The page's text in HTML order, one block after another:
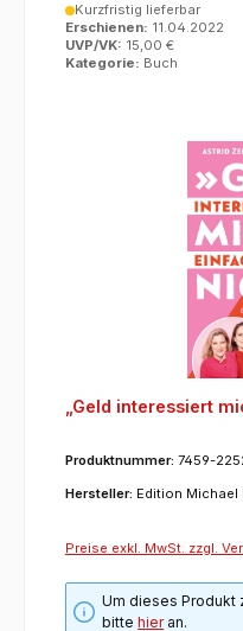
Kurzfristig lieferbar
Erschienen: 11.04.2022
UVP/VK: 15,00 €
Kategorie: Buch
„Geld interessiert
Produktnummer: 7459-
Hersteller: Edition Michael
Preise exkl. MwSt. zzgl.
Um dieses Produkt
bittehieran.